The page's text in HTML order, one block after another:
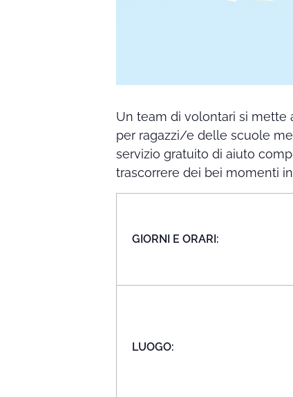
Un team di volontari si mette
per ragazzi/e delle scuole
servizio gratuito di aiuto
trascorrere dei bei momenti
GIORNI E ORARI:
LUOGO: